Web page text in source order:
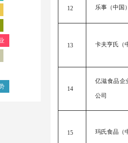
12 乐事（中国
13 卡夫亨氏（
14
亿滋食品企
公司
15 玛氏食品（